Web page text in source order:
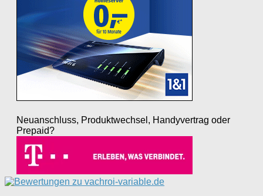
Neuanschluss, Produktwechsel, Handyvertrag oder
Prepaid?